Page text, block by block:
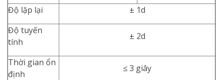
Độ lặp lại
± 1d
Độ tuyến
tính
± 2d
Thời gian ổn
định
≤ 3 giây